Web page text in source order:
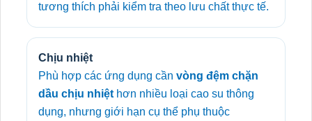
tương thích phải kiểm tra theo lưu chất thực tế.
Chịu nhiệt
Phù hợp các ứng dụng cần vòng đệm chặn
dầu chịu nhiệt hơn nhiều loại cao su thông
dụng, nhưng giới hạn cụ thể phụ thuộc